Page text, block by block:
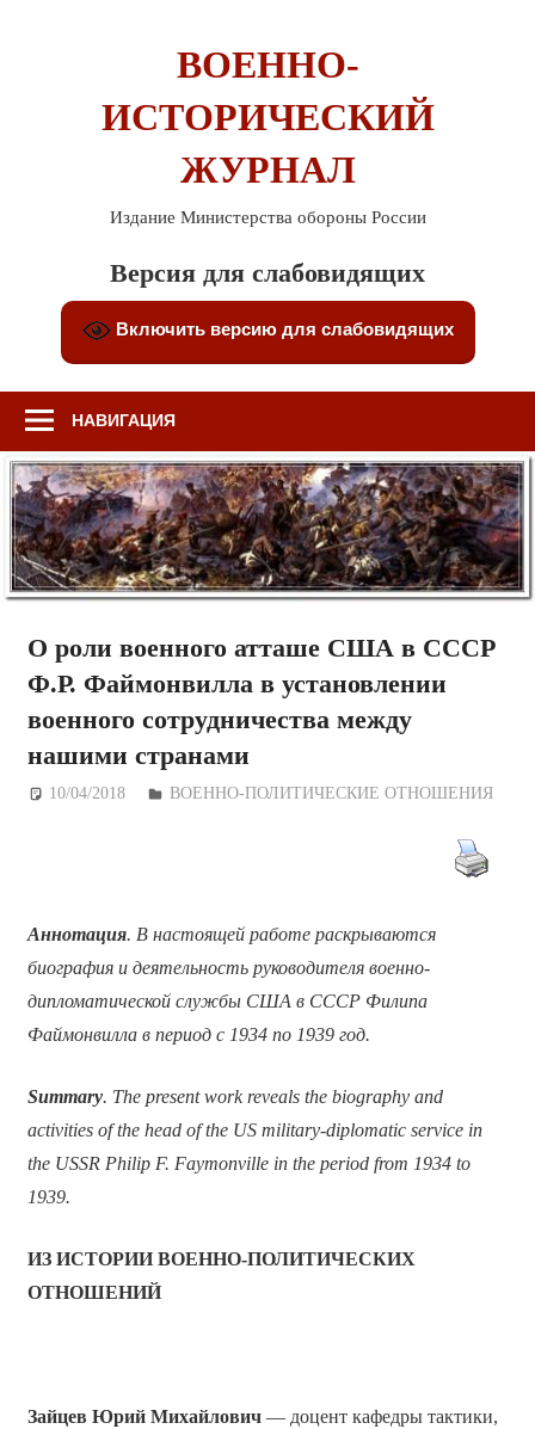
ВОЕННО-
ИСТОРИЧЕСКИЙ
ЖУРНАЛ
Издание Министерства обороны России
Версия для слабовидящих
Включить версию для слабовидящих
НАВИГАЦИЯ
О роли военного атташе США в СССР
Ф.Р. Файмонвилла в установлении
военного сотрудничества между
нашими странами
10/04/2018 Дежурный по Редакции
ВОЕННО-ПОЛИТИЧЕСКИE ОТНОШЕНИЯ
Аннотация. В настоящей работе раскрываются
биография и деятельность руководителя военно-
дипломатической службы США в СССР Филипа
Файмонвилла в период с 1934 по 1939 год.
Summary. The present work reveals the biography and
activities of the head of the US military-diplomatic service in
the USSR Philip F. Faymonville in the period from 1934 to
1939.
ИЗ ИСТОРИИ ВОЕННО-ПОЛИТИЧЕСКИХ
ОТНОШЕНИЙ
Зайцев Юрий Михайлович— доцент кафедры тактики,